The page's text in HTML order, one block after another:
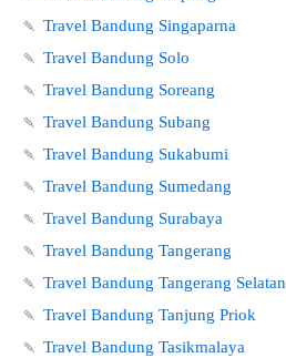
🍡 Travel Bandung Singaparna
🍡 Travel Bandung Solo
🍡 Travel Bandung Soreang
🍡 Travel Bandung Subang
🍡 Travel Bandung Sukabumi
🍡 Travel Bandung Sumedang
🍡 Travel Bandung Surabaya
🍡 Travel Bandung Tangerang
🍡 Travel Bandung Tangerang Selatan
🍡 Travel Bandung Tanjung Priok
🍡 Travel Bandung Tasikmalaya